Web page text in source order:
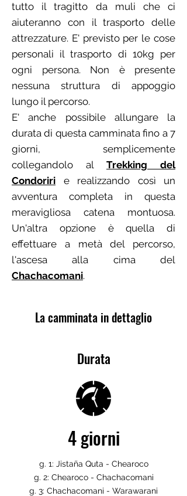
tutto il tragitto da muli che ci
aiuteranno con il trasporto delle
attrezzature. E' previsto per le cose
personali il trasporto di 10kg per
ogni persona. Non è presente
nessuna struttura di appoggio
lungo il percorso.
E' anche possibile allungare la
durata di questa camminata fino a 7
giorni, semplicemente
collegandolo al Trekking del
Condoriri
e realizzando così un
avventura completa in questa
meravigliosa catena montuosa.
Un'altra opzione è quella di
effettuare a metà del percorso,
l'ascesa alla cima del
Chachacomani.
La camminata in dettaglio
Durata
4 giorni
g. 1: Jistaña Quta - Chearoco
g. 2: Chearoco - Chachacomani
g. 3: Chachacomani - Warawarani